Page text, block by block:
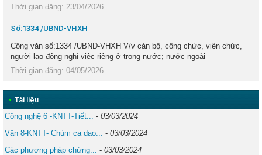
Thời gian đăng: 23/04/2026
Số:1334 /UBND-VHXH
Công văn số:1334 /UBND-VHXH V/v cán bộ, công chức, viên chức,
người lao động nghỉ việc riêng ở trong nước; nước ngoài
Thời gian đăng: 04/05/2026
• Tài liệu
Công nghệ 6 -KNTT-Tiết...
- 03/03/2024
Văn 8-KNTT- Chùm ca dao...
- 03/03/2024
Các phương pháp chứng...
- 03/03/2024